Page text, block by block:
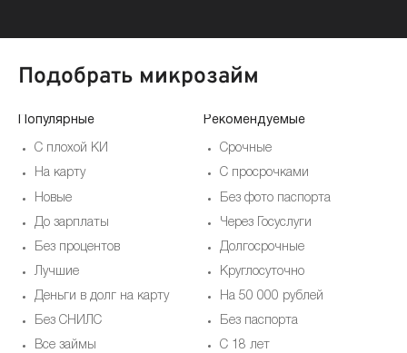
Подобрать микрозайм
Популярные
С плохой КИ
На карту
Новые
До зарплаты
Без процентов
Лучшие
Деньги в долг на карту
Без СНИЛС
Все займы
Рекомендуемые
Срочные
С просрочками
Без фото паспорта
Через Госуслуги
Долгосрочные
Круглосуточно
На 50 000 рублей
Без паспорта
С 18 лет